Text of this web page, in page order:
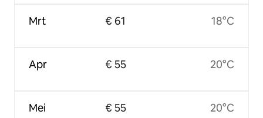
Mrt
Apr
Mei
€ 61
€ 55
€ 55
18°C
20°C
20°C